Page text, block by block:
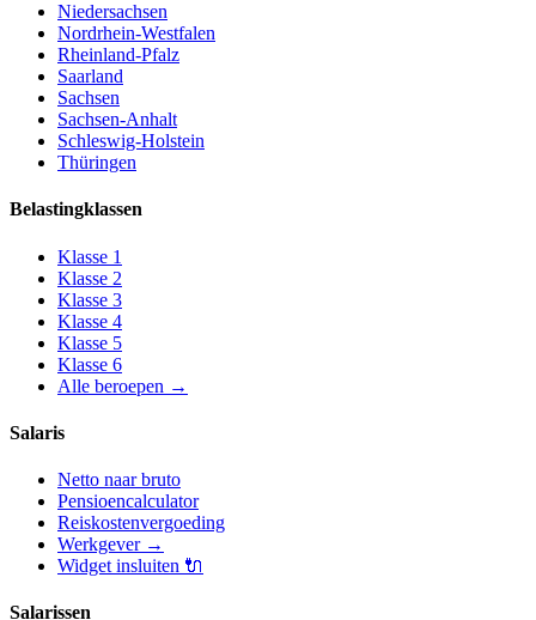
Niedersachsen
Nordrhein-Westfalen
Rheinland-Pfalz
Saarland
Sachsen
Sachsen-Anhalt
Schleswig-Holstein
Thüringen
Belastingklassen
Klasse 1
Klasse 2
Klasse 3
Klasse 4
Klasse 5
Klasse 6
Alle beroepen →
Salaris
Netto naar bruto
Pensioencalculator
Reiskostenvergoeding
Werkgever→
Widget insluiten 🔌
Salarissen